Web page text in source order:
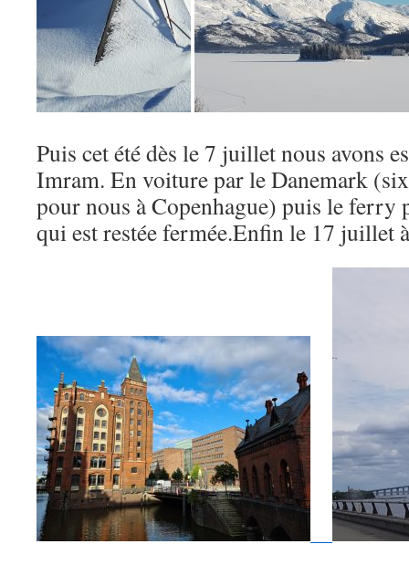
Puis cet été dès le 7 juillet nous avons
Imram. En voiture par le Danemark
pour nous à Copenhague) puis le ferry
qui est restée fermée.Enfin le 17 juillet